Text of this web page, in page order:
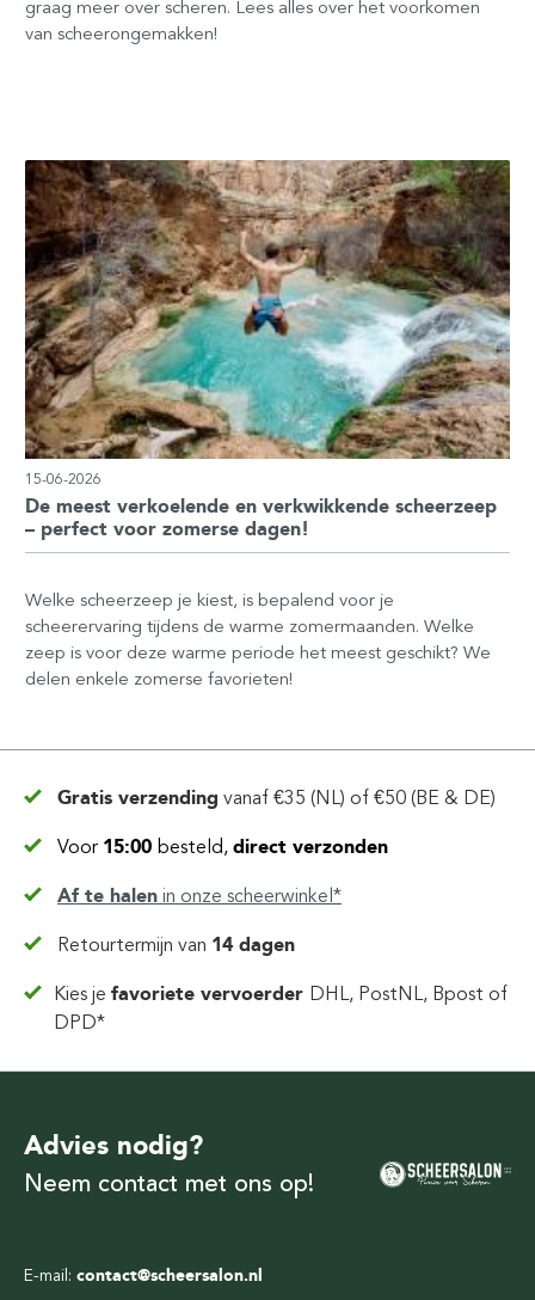
graag meer over scheren. Lees alles over het voorkomen
van scheerongemakken!
15-06-2026
De meest verkoelende en verkwikkende scheerzeep
– perfect voor zomerse dagen!
Welke scheerzeep je kiest, is bepalend voor je
scheerervaring tijdens de warme zomermaanden. Welke
zeep is voor deze warme periode het meest geschikt? We
delen enkele zomerse favorieten!
Gratis verzending vanaf €35 (NL) of €50 (BE & DE)
Voor 15:00 besteld, direct verzonden
Af te halen in onze scheerwinkel*
Retourtermijn van 14 dagen
Kies jefavoriete vervoerder DHL, PostNL, Bpost of
DPD*
E-mail: contact@scheersalon.nl
Advies nodig?
Neem contact met ons op!